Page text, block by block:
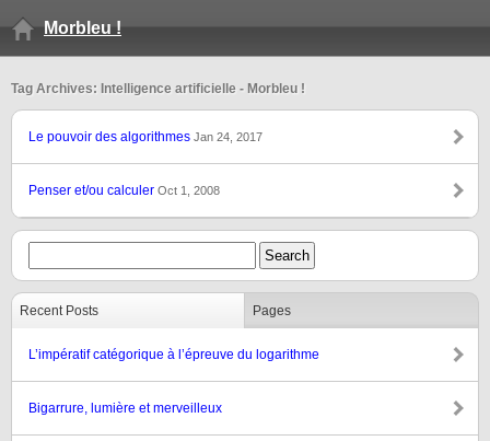
Morbleu !
Tag Archives: Intelligence artificielle - Morbleu !
Le pouvoir des algorithmes Jan 24, 2017
Penser et/ou calculer Oct 1, 2008
Recent Posts Pages
L’impératif catégorique à l’épreuve du logarithme
Bigarrure, lumière et merveilleux